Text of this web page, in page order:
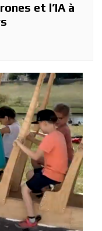
et l’IA à